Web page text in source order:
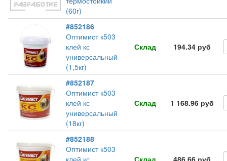
(60г)
#852186
Оптимист к503
клей кс
универсальный
(1,5кг)
Склад 194.34 руб
#852187
Оптимист к503
клей кс
универсальный
(18кг)
Склад 1 168.96 руб
#852188
Оптимист к503
клей кс
Склад 486.66 руб